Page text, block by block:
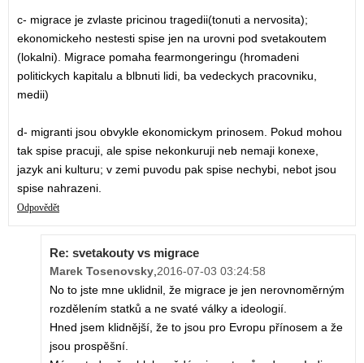
c- migrace je zvlaste pricinou tragedii(tonuti a nervosita);
ekonomickeho nestesti spise jen na urovni pod svetakoutem
(lokalni). Migrace pomaha fearmongeringu (hromadeni
politickych kapitalu a blbnuti lidi, ba vedeckych pracovniku,
medii)
d- migranti jsou obvykle ekonomickym prinosem. Pokud mohou
tak spise pracuji, ale spise nekonkuruji neb nemaji konexe,
jazyk ani kulturu; v zemi puvodu pak spise nechybi, nebot jsou
spise nahrazeni.
Odpovědět
Re: svetakouty vs migrace
Marek Tosenovsky,2016-07-03 03:24:58
No to jste mne uklidnil, že migrace je jen nerovnoměrným
rozdělením statků a ne svaté války a ideologií.
Hned jsem klidnější, že to jsou pro Evropu přínosem a že
jsou prospěšní.